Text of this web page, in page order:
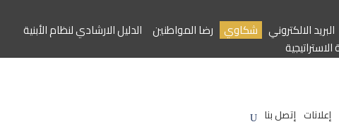
البريد الالكتروني شكاوي رضا المواطنين الدليل الارشادي لنظام الأبنية
إعلانات إتصل بنا